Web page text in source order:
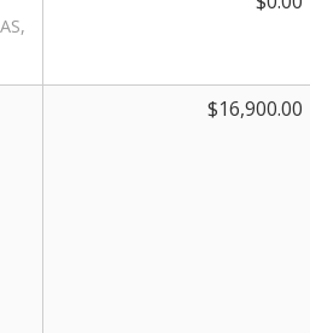
$16,900.00